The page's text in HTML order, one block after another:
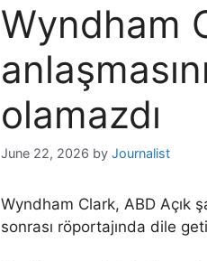
Wyndham
olamazdı
June 22, 2026 by Journalist
Wyndham Clark, ABD Açık
sonrası röportajında ​​dile